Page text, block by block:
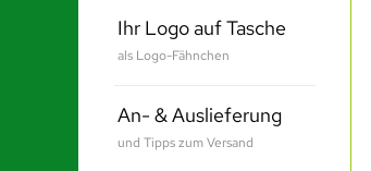
Ihr Logo auf Tasche
als Logo-Fähnchen
An- & Auslieferung
und Tipps zum Versand